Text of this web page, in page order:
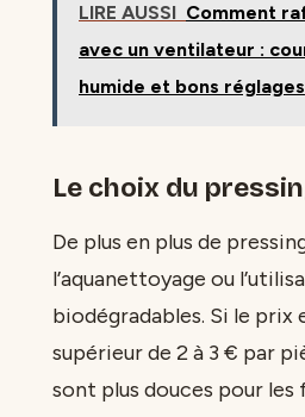
LIRE AUSSI Comment
avec un ventilateur :
humide et bons réglages
Le choix du
De plus en plus de
l’aquanettoyage ou
biodégradables. Si le prix
supérieur de 2 à 3 € par
sont plus douces pour